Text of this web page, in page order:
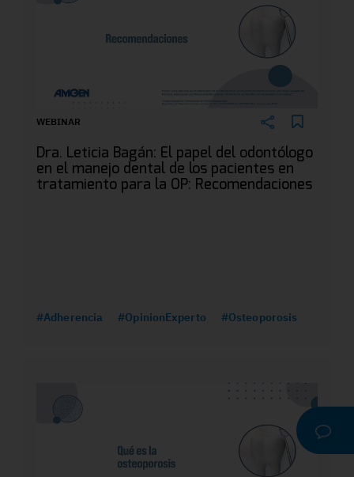
WEBINAR
Dra. Leticia Bagán: El papel del odontólogo
en el manejo dental de los pacientes en
tratamiento para la OP: Recomendaciones
#Adherencia #OpinionExperto #Osteoporosis